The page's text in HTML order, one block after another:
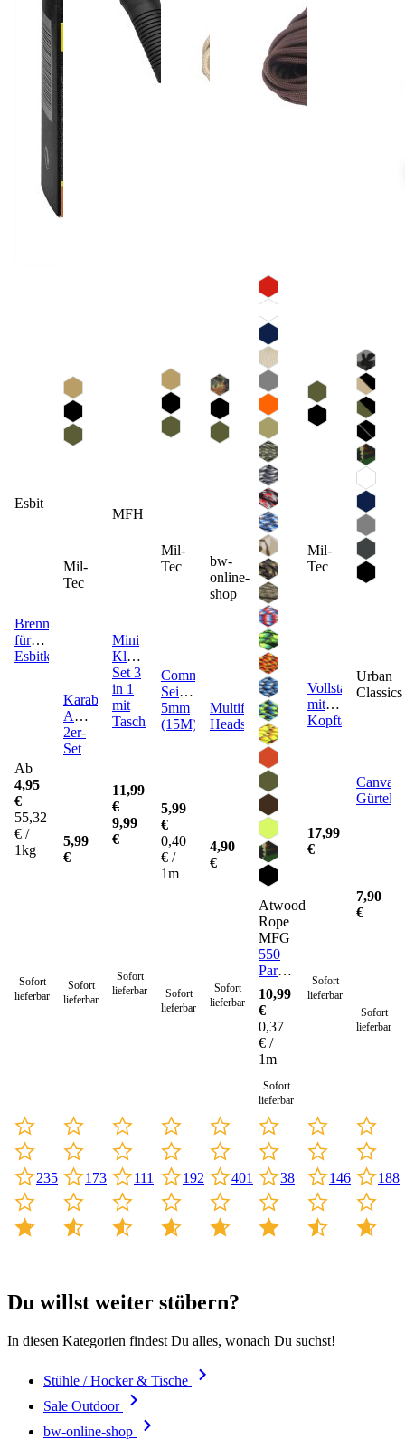
Esbit
Brennstoff
für
Esbitkocher
Ab
4,95
€
55,32
€ /
1kg
Sofort
lieferbar
235
Mil-
Tec
Karabiner
ABS
2er-
Set
5,99
€
Sofort
lieferbar
173
MFH
Mini
Klappspaten
Set 3
in 1
mit
Tasche
11,99
€
9,99
€
Sofort
lieferbar
111
Mil-
Tec
Commando
Seil
5mm
(15M)
5,99
€
0,40
€ /
1m
Sofort
lieferbar
192
bw-
online-
shop
Multifunktionstuch
Headscarf
4,90
€
Sofort
lieferbar
401
Atwood
Rope
MFG
550
Paracord
Seil 4
mm -
30
Meter
10,99
€
0,37
€ /
1m
Sofort
lieferbar
38
Mil-
Tec
Vollstahlaxt
mit
Kopftasche
17,99
€
Sofort
lieferbar
146
Urban
Classics
Canvas
Gürtel
7,90
€
Sofort
lieferbar
188
Du willst weiter stöbern?
In diesen Kategorien findest Du alles, wonach Du suchst!
Stühle / Hocker & Tische
Sale Outdoor
bw-online-shop